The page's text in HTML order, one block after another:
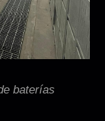
baterías